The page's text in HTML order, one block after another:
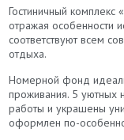
Гостиничный комплекс
отражая особенности
соответствуют всем
отдыха.
Номерной фонд
проживания. 5 уютных
работы и украшены
оформлен по-